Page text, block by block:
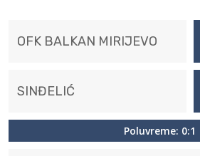
OFK BALKAN MIRIJEVO
SINĐELIĆ
Poluvreme: 0:1